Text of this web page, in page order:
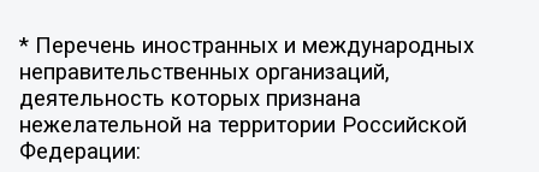
* Перечень иностранных и международных
неправительственных организаций,
деятельность которых признана
нежелательной на территории Российской
Федерации: